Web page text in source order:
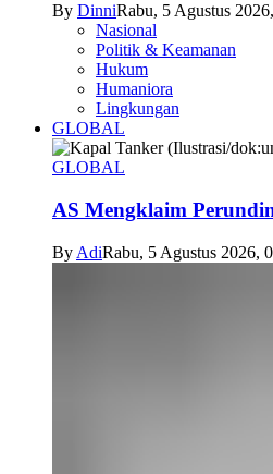
By DinniRabu, 5 Agustus
Nasional
Politik & Keamanan
Hukum
Humaniora
Lingkungan
GLOBAL
GLOBAL
AS Mengklaim
By AdiRabu, 5 Agustus 2026,